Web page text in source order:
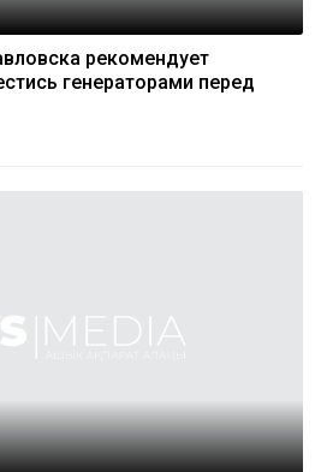
рекомендует
генераторами перед